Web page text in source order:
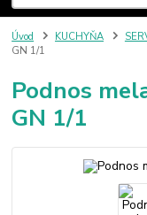
Úvod KUCHYŇA
GN 1/1
Podnos
GN 1/1